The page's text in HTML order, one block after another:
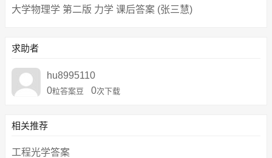
大学物理学 第二版 力学 课后答案 (张三慧)
求助者
hu8995110
0粒答案豆 0次下载
相关推荐
工程光学答案